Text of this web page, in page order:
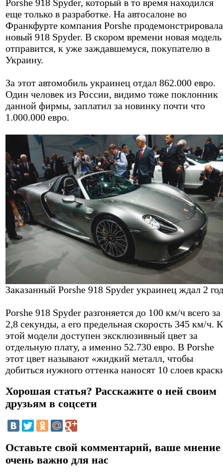
Porshe 918 Spyder, который в то время находился
еще только в разработке. На автосалоне во
Франкфурте компания Porshe продемонстрировала
новый 918 Spyder. В скором времени новая модель
отправится, к уже заждавшемуся, покупателю в
Украину.
За этот автомобиль украинец отдал 862.000 евро.
Один человек из России, видимо тоже поклонник
данной фирмы, заплатил за новинку почти что
1.000.000 евро.
Заказанный Porshe 918 Spyder украинец ждал 2
Porshe 918 Spyder разгоняется до 100 км/ч всего за
2,8 секунды, а его предельная скорость 345 км/ч. К
этой модели доступен эксклюзивный цвет за
отдельную плату, а именно 52.730 евро. В Porshe
этот цвет называют «жидкий металл, чтобы
добиться нужного оттенка наносят 10 слоев
Хорошая статья? Расскажите о ней своим
друзьям в соцсети
Оставьте свой комментарий, ваше мнение
очень важно для нас